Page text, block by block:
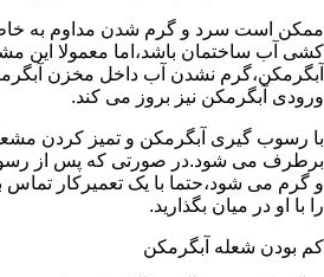
ممکن است سرد و گرم شدن مداوم به
کشی آب ساختمان باشد،اما معمولا این
آبگرمکن،گرم نشدن آب داخل مخزن
ورودی آبگرمکن نیز بروز می کند.
با رسوب گیری آبگرمکن و تمیز کردن
برطرف می شود.در صورتی که پس از
و گرم می شود،حتما با یک تعمیرکار
را با او در میان بگذارید.
کم بودن شعله آبگرمکن